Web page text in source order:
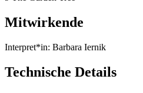
Mitwirkende
Interpret*in: Barbara Iernik
Technische Details